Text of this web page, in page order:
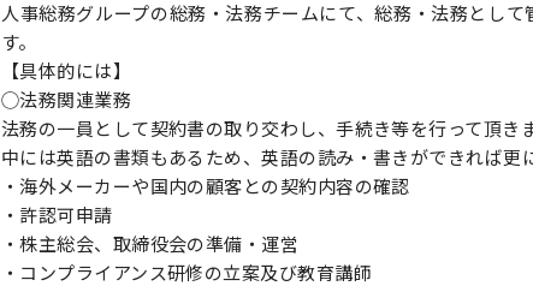
人事総務グループの総務・法務チームにて、総務・法務とし
す。
【具体的には】
◯法務関連業務
法務の一員として契約書の取り交わし、手続き等を行って頂き
中には英語の書類もあるため、英語の読み・書きができれば更
・海外メーカーや国内の顧客との契約内容の確認
・許認可申請
・株主総会、取締役会の準備・運営
・コンプライアンス研修の立案及び教育講師